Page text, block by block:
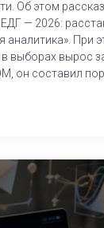
Об этом
— 2026:
аналитика». При
выборах вырос
он составил